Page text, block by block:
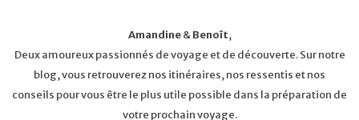
Amandine&Benoît,
Deux amoureux passionnés de voyage et de découverte. Sur notre
blog, vous retrouverez nos itinéraires, nos ressentis et nos
conseils pour vous être le plus utile possible dans la préparation de
votre prochain voyage.